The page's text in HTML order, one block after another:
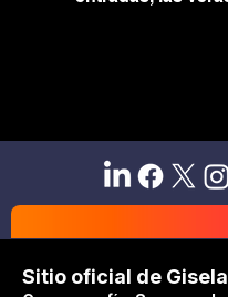
Sitio oficial de